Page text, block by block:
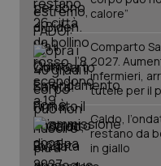
Salute orale &
Sangue &
Tiroide
Tumore al seno
calore”
Comparto
2027.
infermieri,
tutele per il
Caldo,
restano da
in giallo